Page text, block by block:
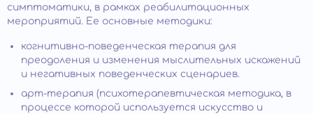
симптоматики, в рамках реабилитационных
мероприятий. Ее основные методики:
когнитивно-поведенческая терапия для
преодоления и изменения мыслительных искажений
и негативных поведенческих сценариев.
арт-терапия (психотерапевтическая методика, в
процессе которой используется искусство и